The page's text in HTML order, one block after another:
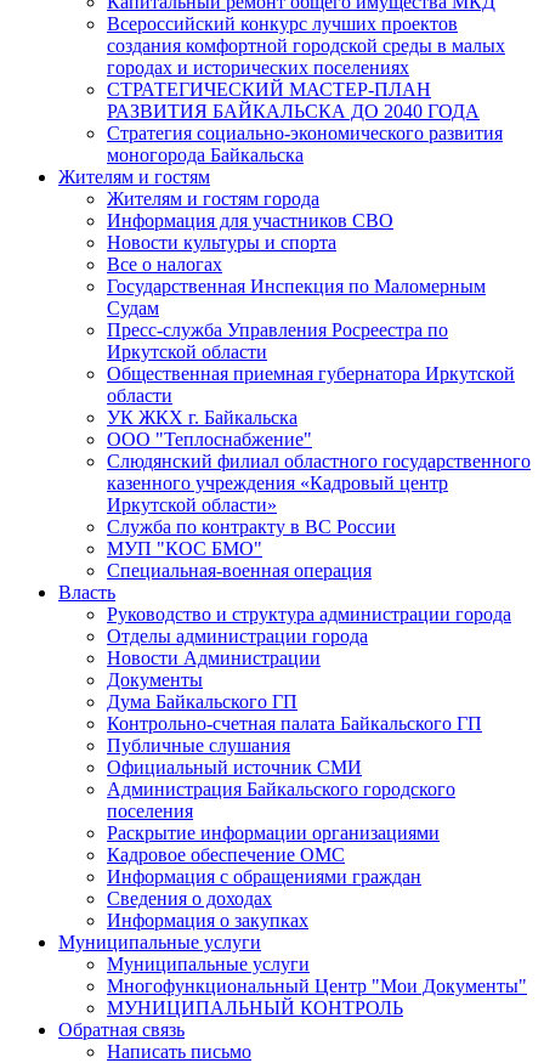
Всероссийский конкурс лучших проектов
создания комфортной городской среды в малых
городах и исторических поселениях
СТРАТЕГИЧЕСКИЙ МАСТЕР-ПЛАН
РАЗВИТИЯ БАЙКАЛЬСКА ДО 2040 ГОДА
Стратегия социально-экономического развития
моногорода Байкальска
Жителям и гостям
Жителям и гостям города
Информация для участников СВО
Новости культуры и спорта
Все о налогах
Государственная Инспекция по Маломерным
Судам
Пресс-служба Управления Росреестра по
Иркутской области
Общественная приемная губернатора Иркутской
области
УК ЖКХ г. Байкальска
ООО "Теплоснабжение"
Слюдянский филиал областного государственного
казенного учреждения «Кадровый центр
Иркутской области»
Служба по контракту в ВС России
МУП "КОС БМО"
Специальная-военная операция
Власть
Руководство и структура администрации города
Отделы администрации города
Новости Администрации
Документы
Дума Байкальского ГП
Контрольно-счетная палата Байкальского ГП
Публичные слушания
Официальный источник СМИ
Администрация Байкальского городского
поселения
Раскрытие информации организациями
Кадровое обеспечение ОМС
Информация с обращениями граждан
Сведения о доходах
Информация о закупках
Муниципальные услуги
Муниципальные услуги
Многофункциональный Центр "Мои Документы"
МУНИЦИПАЛЬНЫЙ КОНТРОЛЬ
Обратная связь
Написать письмо